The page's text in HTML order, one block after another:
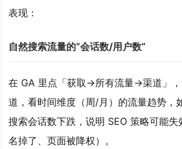
表现：
自然搜索流量的“会话数/用户数”
在 GA 里点 「获取→所有流量→渠道」
道，看时间维度（周/月）的流量趋势，
搜索会话数下跌，说明 SEO 策略可能
名掉了、页面被降权）。